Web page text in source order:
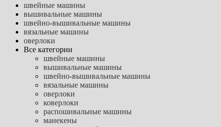
швейные машины
вышивальные машины
швейно-вышивальные машины
вязальные машины
оверлоки
Все категории
швейные машины
вышивальные машины
швейно-вышивальные машины
вязальные машины
оверлоки
коверлоки
распошивальные машины
манекены